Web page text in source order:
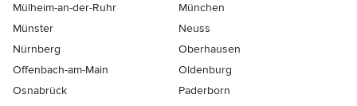
Mülheim-an-der-Ruhr
München
Münster
Neuss
Nürnberg
Oberhausen
Offenbach-am-Main
Oldenburg
Osnabrück
Paderborn